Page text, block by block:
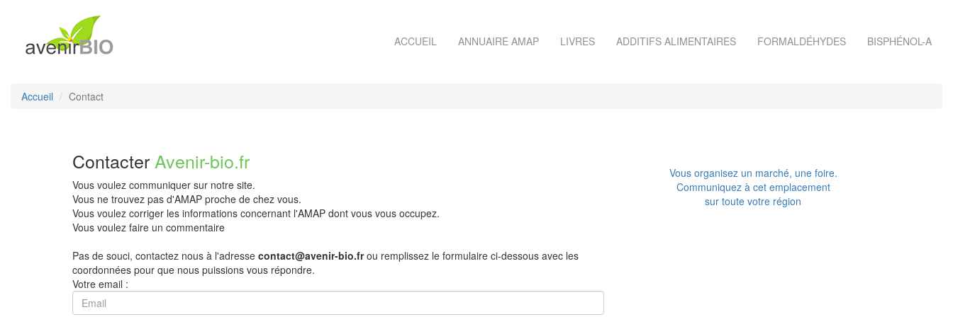
ACCUEIL ANNUAIRE AMAP LIVRES ADDITIFS ALIMENTAIRES FORMALDÉHYDES BISPHÉNOL-A
Accueil Contact
Contacter Avenir-bio.fr
Vous voulez communiquer sur notre site.
Vous ne trouvez pas d'AMAP proche de chez vous.
Vous voulez corriger les informations concernant l'AMAP dont vous vous occupez.
Vous voulez faire un commentaire
Pas de souci, contactez nous à l'adresse contact@avenir-bio.frou remplissez le formulaire ci-dessous avec les
coordonnées pour que nous puissions vous répondre.
Votre email :
Vous organisez un marché, une foire.
Communiquez à cet emplacement
sur toute votre région